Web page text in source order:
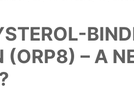
(ORP8) – A